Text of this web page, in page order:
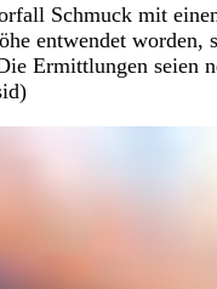
Schmuck mit
entwendet worden,
Ermittlungen seien